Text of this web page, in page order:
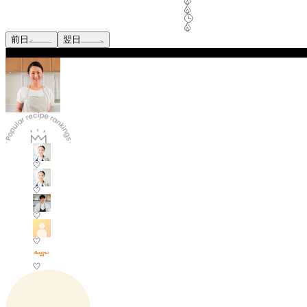
前日 翌日